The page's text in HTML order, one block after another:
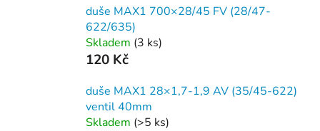
duše MAX1 700×28/45 FV (28/47-
622/635)
Skladem (3 ks)
120 Kč
duše MAX1 28×1,7-1,9 AV (35/45-622)
ventil 40mm
Skladem (>5 ks)